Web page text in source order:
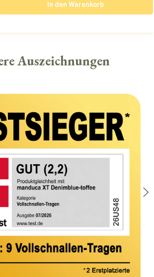
In den Warenkorb
Auszeichnungen